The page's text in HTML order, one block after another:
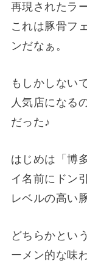
再現されたラ
これは豚骨フ
ンだなぁ。
もしかしない
人気店になる
だった♪
はじめは「博
イ名前にドン
レベルの高い
どちらかとい
ーメン的な味